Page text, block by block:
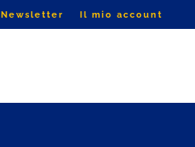
Newsletter Il mio account